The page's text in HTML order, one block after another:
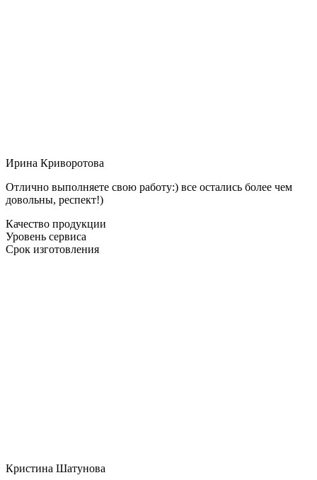
Ирина Криворотова
Отлично выполняете свою работу:) все остались более чем
довольны, респект!)
Качество продукции
Уровень сервиса
Срок изготовления
Кристина Шатунова